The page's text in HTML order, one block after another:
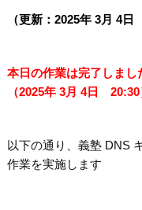
（更新：2025年 3月 4日
本日の作業は完了しま
（2025年 3月 4日 20:30
以下の通り、義塾 DNS
作業を実施します